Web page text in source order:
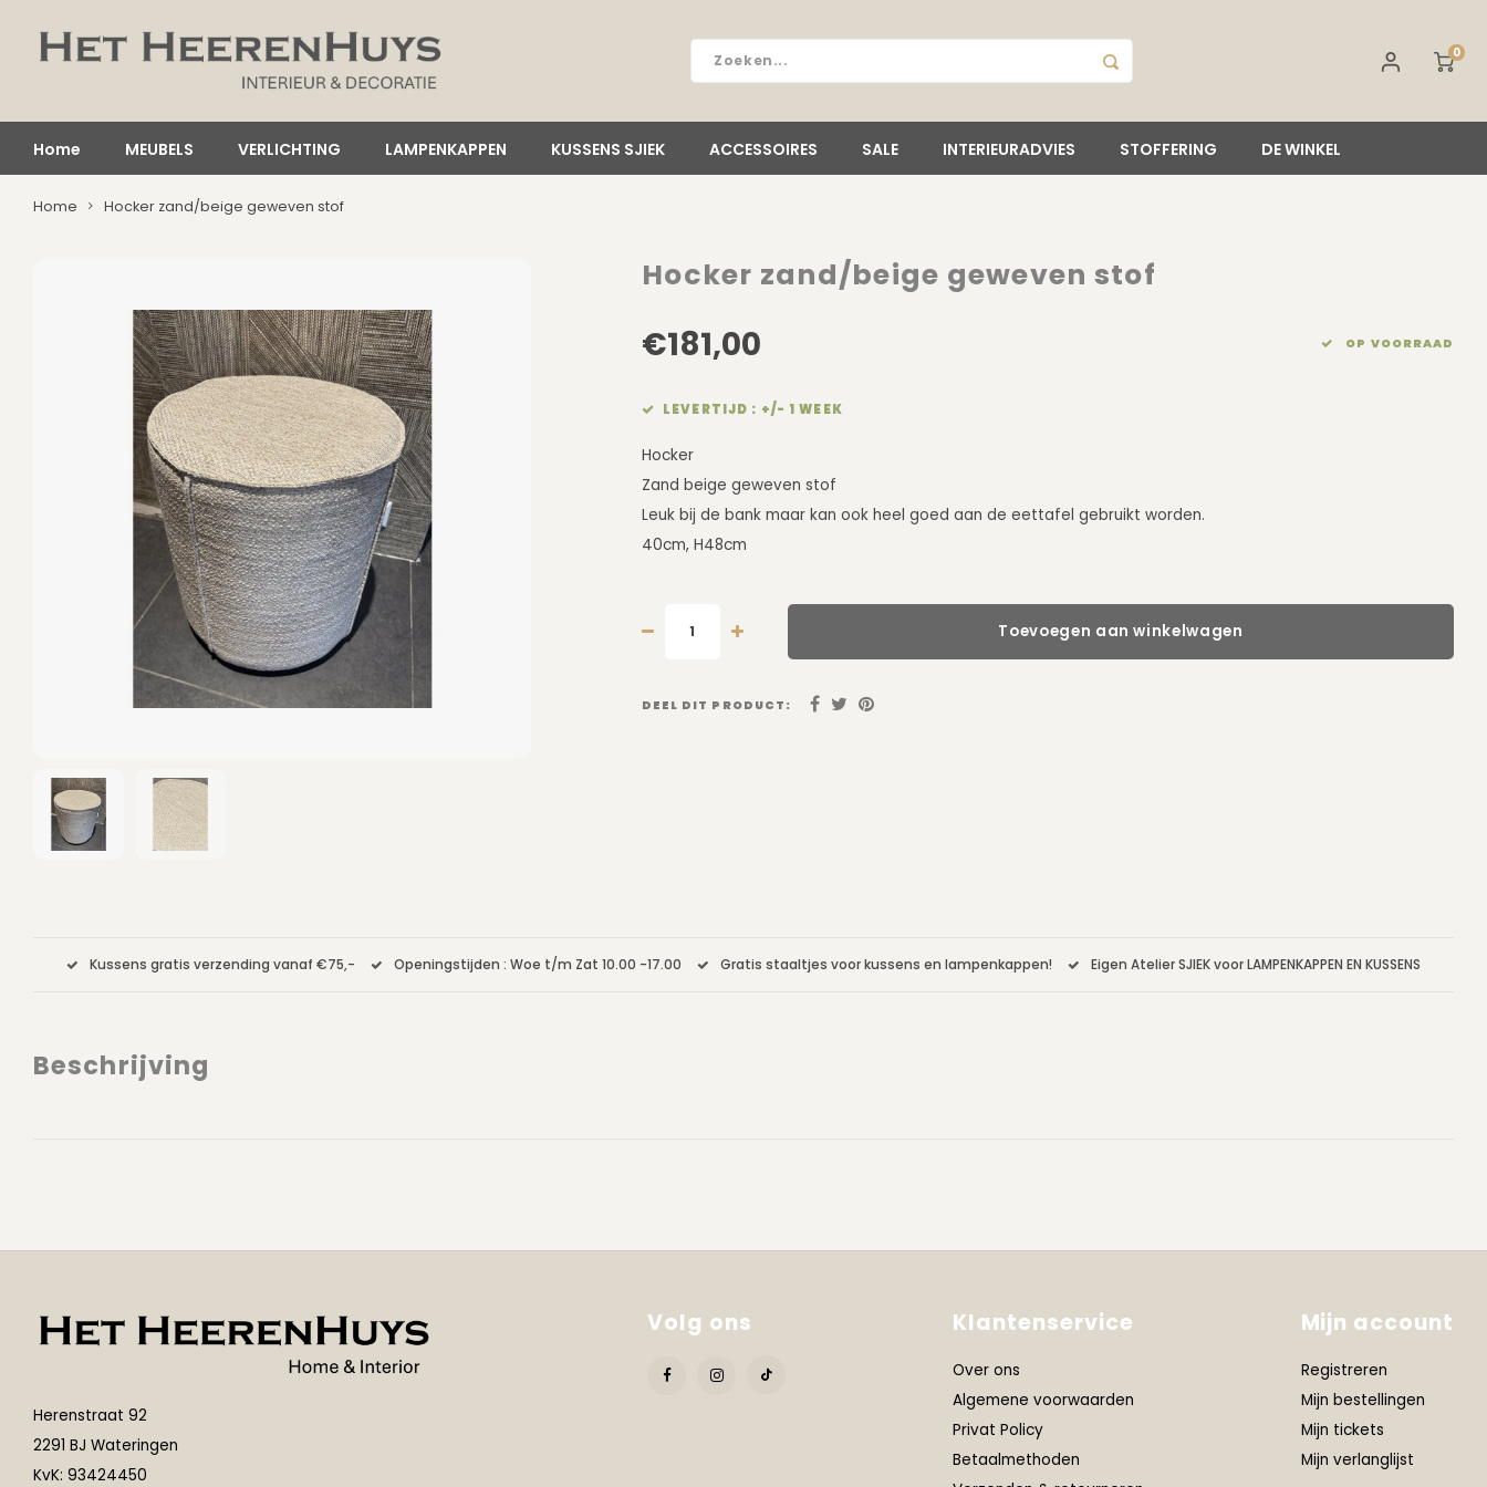
0
Home MEUBELS VERLICHTING LAMPENKAPPEN KUSSENS SJIEK ACCESSOIRES SALE INTERIEURADVIES STOFFERING DE WINKEL
Home Hocker zand/beige geweven stof
Hocker zand/beige geweven stof
€181,00 OP VOORRAAD
LEVERTIJD : +/- 1 WEEK
Hocker
Zand beige geweven stof
Leuk bij de bank maar kan ook heel goed aan de eettafel gebruikt worden.
40cm, H48cm
Toevoegen aan winkelwagen
DEEL DIT PRODUCT:
Kussens gratis verzending vanaf €75,- Openingstijden : Woe t/m Zat 10.00 -17.00 Gratis staaltjes voor kussens en lampenkappen! Eigen Atelier SJIEK voor LAMPENKAPPEN EN KUSSENS
Beschrijving
Herenstraat 92
2291 BJ Wateringen
KvK: 93424450
Volg ons Klantenservice
Over ons
Algemene voorwaarden
Privat Policy
Betaalmethoden
Mijn account
Registreren
Mijn bestellingen
Mijn tickets
Mijn verlanglijst